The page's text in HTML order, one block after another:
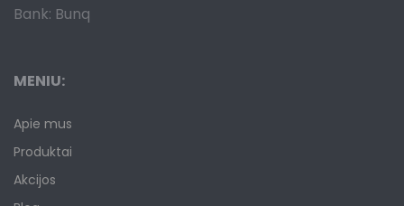
Bank: Bunq
MENIU:
Apie mus
Produktai
Akcijos